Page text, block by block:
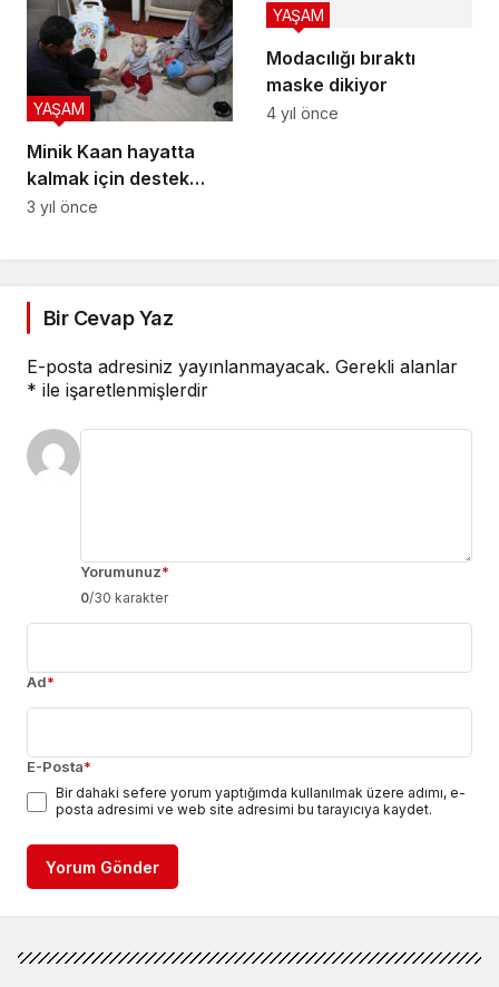
Minik Kaan hayatta
kalmak için destek
bekliyor
YAŞAM
3 yıl önce
Modacılığı bıraktı
maske dikiyor
YAŞAM
4 yıl önce
Bir Cevap Yaz
E-posta adresiniz yayınlanmayacak. Gerekli alanlar
* ile işaretlenmişlerdir
Yorumunuz*
0/30 karakter
Ad*
E-Posta*
Bir dahaki sefere yorum yaptığımda kullanılmak üzere adımı, e-
posta adresimi ve web site adresimi bu tarayıcıya kaydet.
Yorum Gönder